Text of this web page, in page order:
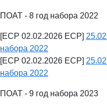
ПОАТ - 8 год набора 2022
[ECP 02.02.2026 ECP]
набора 2022
[ECP 02.02.2026 ECP]
набора 2022
ПОАТ - 9 год набора 2023